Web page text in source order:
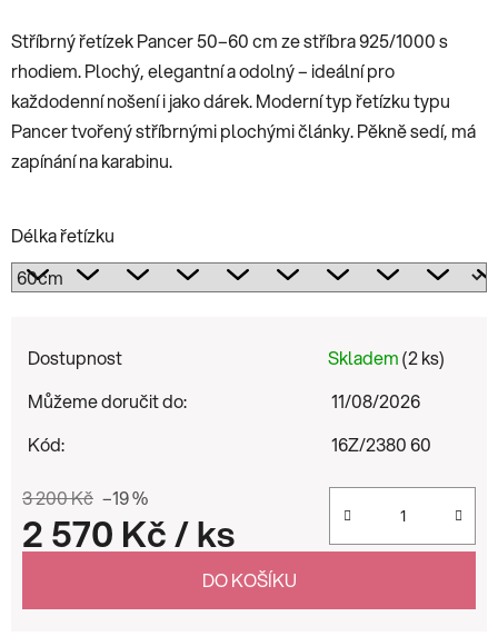
Stříbrný řetízek Pancer 50–60 cm ze stříbra 925/1000 s
rhodiem. Plochý, elegantní a odolný – ideální pro
každodenní nošení i jako dárek. Moderní typ řetízku typu
Pancer tvořený stříbrnými plochými články. Pěkně sedí, má
zapínání na karabinu.
Délka řetízku
Dostupnost Skladem(2 ks)
Můžeme doručit do:
11/08/2026
Kód:
16Z/2380 60
3 200 Kč –19 %
2 570 Kč/ ks
DO KOŠÍKU